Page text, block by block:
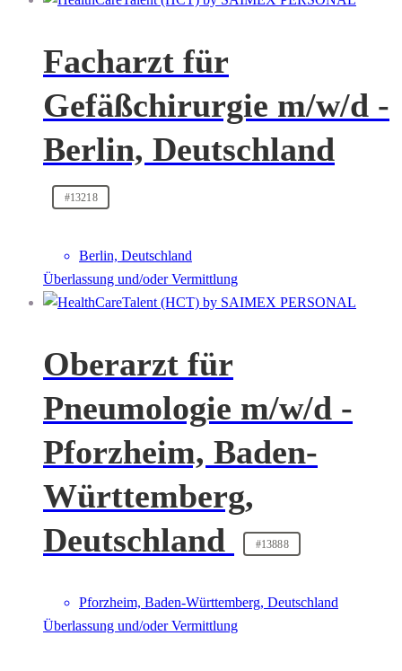
Facharzt für
Gefäßchirurgie m/w/d -
Berlin, Deutschland
#13218
Berlin, Deutschland
Überlassung und/oder Vermittlung
Oberarzt für
Pneumologie m/w/d -
Pforzheim, Baden-
Württemberg,
Deutschland
#13888
Pforzheim, Baden-Württemberg, Deutschland
Überlassung und/oder Vermittlung